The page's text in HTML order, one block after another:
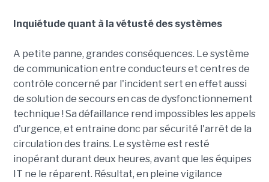
Inquiétude quant à la vétusté des systèmes
A petite panne, grandes conséquences. Le système
de communication entre conducteurs et centres de
contrôle concerné par l'incident sert en effet aussi
de solution de secours en cas de dysfonctionnement
technique ! Sa défaillance rend impossibles les appels
d'urgence, et entraine donc par sécurité l'arrêt de la
circulation des trains. Le système est resté
inopérant durant deux heures, avant que les équipes
IT ne le réparent. Résultat, en pleine vigilance